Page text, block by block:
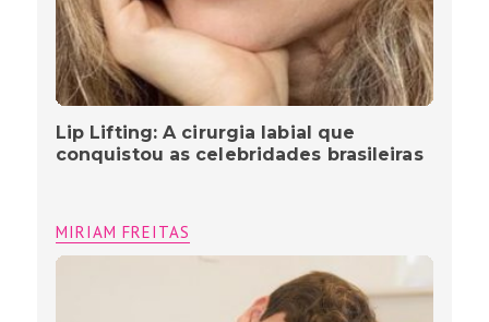
Lip Lifting: A cirurgia labial que
conquistou as celebridades brasileiras
MIRIAM FREITAS